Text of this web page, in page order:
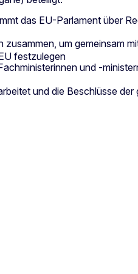
das EU-Parlament über
um gemeinsam
festzulegen
und -
und die Beschlüsse